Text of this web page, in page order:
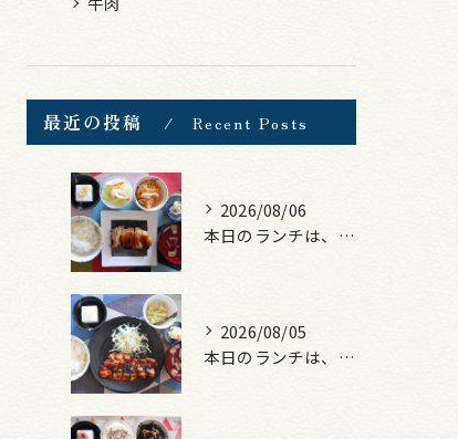
最近の投稿 Recent Posts
2026/08/06
本日のランチは、照焼きチキン！
2026/08/05
本日のランチは、ロース豚カツ梅はさみ！